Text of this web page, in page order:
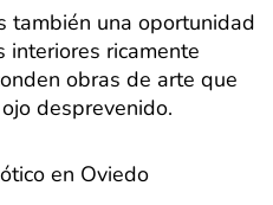
también una oportunidad
interiores ricamente
obras de arte que
desprevenido.
en Oviedo